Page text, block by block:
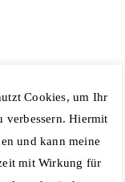
Cookies, um Ihr
verbessern. Hiermit
und kann meine
mit Wirkung für